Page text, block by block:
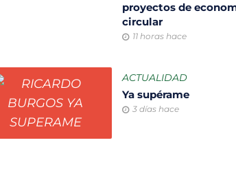
proyectos de
circular
11 horas hace
ACTUALIDAD
Ya supérame
3 días hace